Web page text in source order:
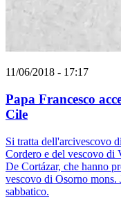
11/06/2018 - 17:17
Papa Francesco
Cile
Si tratta dell'arcivescovo
Cordero e del vescovo di
De Cortázar, che hanno
vescovo di Osorno mons.
sabbatico.